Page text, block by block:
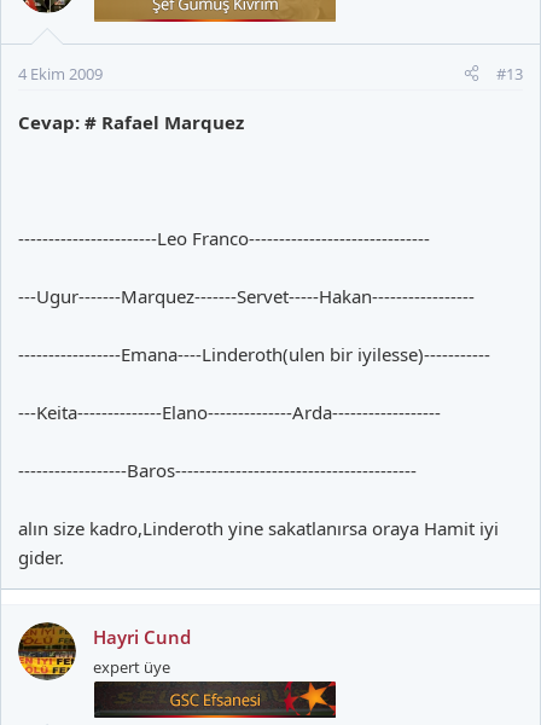
4 Ekim 2009 #13
Cevap: # Rafael Marquez
-----------------------Leo Franco------------------------------
---Ugur-------Marquez-------Servet-----Hakan-----------------
-----------------Emana----Linderoth(ulen bir iyilesse)-----------
---Keita--------------Elano--------------Arda------------------
------------------Baros----------------------------------------
alın size kadro,Linderoth yine sakatlanırsa oraya Hamit iyi
gider.
Hayri Cund
expert üye